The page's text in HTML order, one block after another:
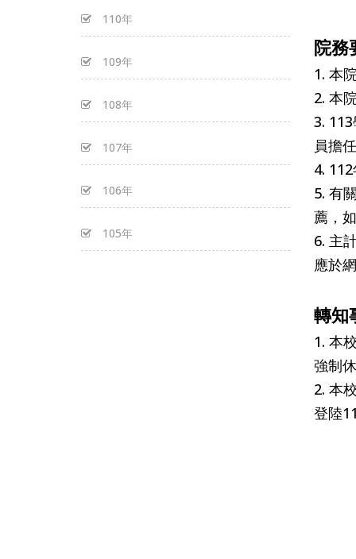
院務
1. 本
2. 本
3.
員擔
4.
5. 有
薦，
6. 主
應於
轉知
1. 本
強制
2. 本
登陸
110年
109年
108年
107年
106年
105年